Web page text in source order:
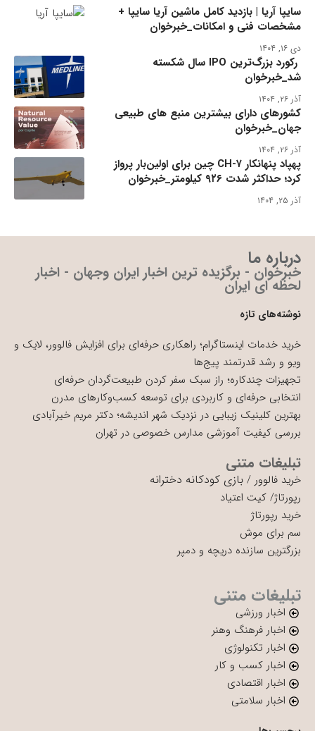
سایپا آریا | بازدید کامل ماشین آریا سایپا +
مشخصات فنی و امکانات_خبرخوان
دی ۱۶, ۱۴۰۴
رکورد بزرگ‌ترین IPO سال شکسته
شد_خبرخوان
آذر ۲۶, ۱۴۰۴
کشورهای دارای بیشترین منبع های طبیعی
جهان_خبرخوان
آذر ۲۶, ۱۴۰۴
پهپاد پنهانکار CH-۷ چین برای اولین‌بار پرواز
کرد؛ حداکثر شدت ۹۲۶ کیلومتر_خبرخوان
آذر ۲۵, ۱۴۰۴
درباره ما
خبرخوان - برگزیده ترین اخبار ایران وجهان - اخبار
لحظه ای ایران
نوشته‌های تازه
خرید خدمات اینستاگرام؛ راهکاری حرفه‌ای برای افزایش فالوور، لایک و
ویو و رشد قدرتمند پیج‌ها
تجهیزات چندکاره؛ راز سبک سفر کردن طبیعت‌گردان حرفه‌ای
انتخابی حرفه‌ای و کاربردی برای توسعه کسب‌وکارهای مدرن
بهترین کلینیک زیبایی در نزدیک شهر اندیشه؛ دکتر مریم خیرآبادی
بررسی کیفیت آموزشی مدارس خصوصی در تهران
تبلیغات متنی
خرید فالوور / بازی کودکانه دخترانه
رپورتاژ/ کیت اعتیاد
خرید رپورتاژ
سم برای موش
بزرگترین سازنده دریچه و دمپر
تبلیغات متنی
اخبار ورزشی
اخبار فرهنگ وهنر
اخبار تکنولوژی
اخبار کسب و کار
اخبار اقتصادی
اخبار سلامتی